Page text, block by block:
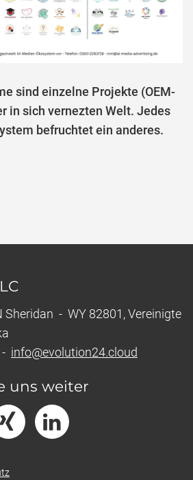
sind einzelne Projekte (OEM-
in sich vernezten Welt. Jedes
befruchtet ein anderes.
Sheridan - WY 82801, Vereinigte
info@evolution24.cloud
uns weiter